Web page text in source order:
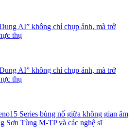
AI” không chỉ chụp ảnh, mà trở
thụ
AI” không chỉ chụp ảnh, mà trở
thụ
Series bùng nổ giữa không gian âm
Sơn Tùng M-TP và các nghệ sĩ